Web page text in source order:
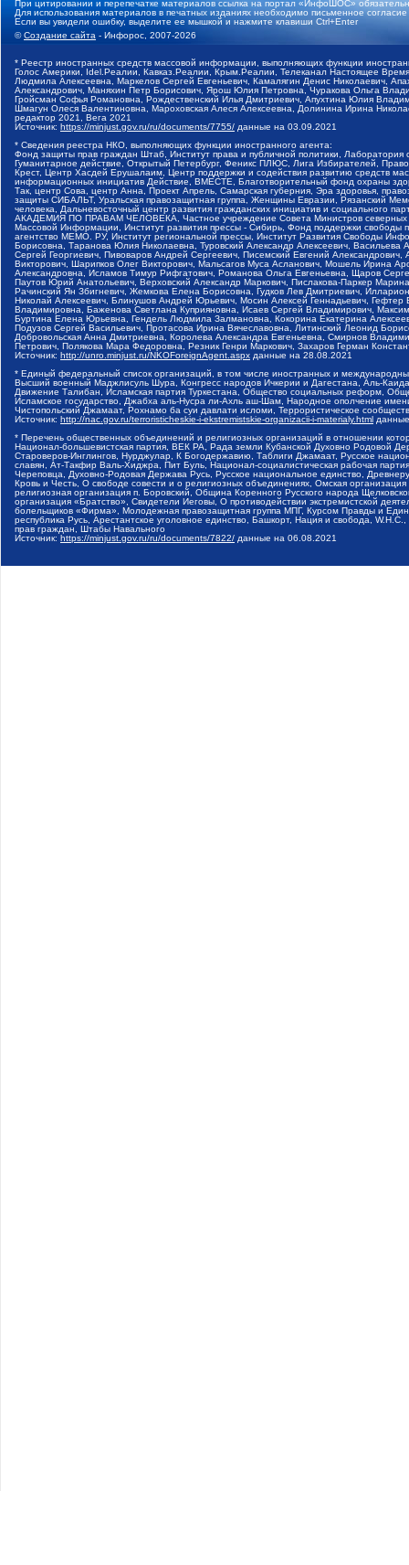
При цитировании и перепечатке материалов ссылка на портал «ИнфоШОС»
Для использования материалов в печатных изданиях необходимо письменное
Если вы увидели ошибку, выделите ее мышкой и нажмите клавиши Ctrl+Enter
©Создание сайта - Инфорос, 2007-2026
* Реестр иностранных средств массовой информации, выполняющих функции
Голос Америки, Idel.Реалии, Кавказ.Реалии, Крым.Реалии, Телеканал Настоящее
Людмила Алексеевна, Маркелов Сергей Евгеньевич, Камалягин Денис Николаевич,
Александрович, Маняхин Петр Борисович, Ярош Юлия Петровна, Чуракова Ольга
Гройсман Софья Романовна, Рождественский Илья Дмитриевич, Апухтина Юлия
Шмагун Олеся Валентиновна, Мароховская Алеся Алексеевна, Долинина Ирина
редактор 2021, Вега 2021
Источник: https://minjust.gov.ru/ru/documents/7755/ данные на 03.09.2021
* Сведения реестра НКО, выполняющих функции иностранного агента:
Фонд защиты прав граждан Штаб, Институт права и публичной политики,
Гуманитарное действие, Открытый Петербург, Феникс ПЛЮС, Лига Избирателей,
Крест, Центр Хасдей Ерушалаим, Центр поддержки и содействия развитию средств
информационных инициатив Действие, ВМЕСТЕ, Благотворительный фонд охраны
Так, центр Сова, центр Анна, Проект Апрель, Самарская губерния, Эра здоровья,
защиты СИБАЛЬТ, Уральская правозащитная группа, Женщины Евразии, Рязанский
человека, Дальневосточный центр развития гражданских инициатив и социального
АКАДЕМИЯ ПО ПРАВАМ ЧЕЛОВЕКА, Частное учреждение Совета Министров северных
Массовой Информации, Институт развития прессы - Сибирь, Фонд поддержки
агентство МЕМО. РУ, Институт региональной прессы, Институт Развития Свободы
Борисовна, Таранова Юлия Николаевна, Туровский Александр Алексеевич,
Сергей Георгиевич, Пивоваров Андрей Сергеевич, Писемский Евгений
Викторович, Шарипков Олег Викторович, Мальсагов Муса Асланович, Мошель Ирина
Александровна, Исламов Тимур Рифгатович, Романова Ольга Евгеньевна, Щаров
Паутов Юрий Анатольевич, Верховский Александр Маркович, Пислакова-Паркер
Рачинский Ян Збигневич, Жемкова Елена Борисовна, Гудков Лев Дмитриевич,
Николай Алексеевич, Блинушов Андрей Юрьевич, Мосин Алексей Геннадьевич,
Владимировна, Баженова Светлана Куприяновна, Исаев Сергей Владимирович,
Буртина Елена Юрьевна, Гендель Людмила Залмановна, Кокорина Екатерина
Подузов Сергей Васильевич, Протасова Ирина Вячеславовна, Литинский Леонид
Добровольская Анна Дмитриевна, Королева Александра Евгеньевна, Смирнов
Петрович, Полякова Мара Федоровна, Резник Генри Маркович, Захаров Герман
Источник: http://unro.minjust.ru/NKOForeignAgent.aspx данные на 28.08.2021
* Единый федеральный список организаций, в том числе иностранных и
Высший военный Маджлисуль Шура, Конгресс народов Ичкерии и Дагестана, Аль-
Движение Талибан, Исламская партия Туркестана, Общество социальных реформ,
Исламское государство, Джабха аль-Нусра ли-Ахль аш-Шам, Народное ополчение
Чистопольский Джамаат, Рохнамо ба суи давлати исломи, Террористическое
Источник: http://nac.gov.ru/terroristicheskie-i-ekstremistskie-organizacii-i-materialy.html
* Перечень общественных объединений и религиозных организаций в отношении
Национал-большевистская партия, ВЕК РА, Рада земли Кубанской Духовно Родовой
Староверов-Инглингов, Нурджулар, К Богодержавию, Таблиги Джамаат, Русское
славян, Ат-Такфир Валь-Хиджра, Пит Буль, Национал-социалистическая рабочая
Череповца, Духовно-Родовая Держава Русь, Русское национальное единство,
Кровь и Честь, О свободе совести и о религиозных объединениях, Омская
религиозная организация п. Боровский, Община Коренного Русского народа
организация «Братство», Свидетели Иеговы, О противодействии экстремистской
болельщиков «Фирма», Молодежная правозащитная группа МПГ, Курсом Правды и
республика Русь, Арестантское уголовное единство, Башкорт, Нация и свобода,
прав граждан, Штабы Навального
Источник: https://minjust.gov.ru/ru/documents/7822/ данные на 06.08.2021